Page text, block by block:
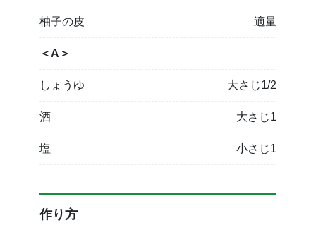
柚子の皮 適量
＜A＞
しょうゆ 大さじ1/2
酒 大さじ1
塩 小さじ1
作り方